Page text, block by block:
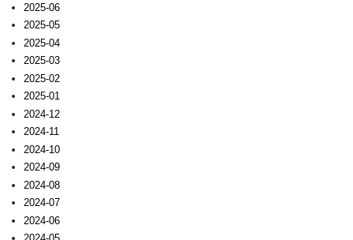
2025-06
2025-05
2025-04
2025-03
2025-02
2025-01
2024-12
2024-11
2024-10
2024-09
2024-08
2024-07
2024-06